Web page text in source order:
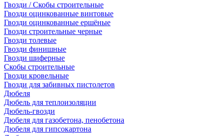
Гвозди / Скобы строительные
Гвозди оцинкованные винтовые
Гвозди оцинкованные ершёные
Гвозди строительные черные
Гвозди толевые
Гвозди финишные
Гвозди шиферные
Скобы строительные
Гвозди кровельные
Гвозди для забивных пистолетов
Дюбеля
Дюбель для теплоизоляции
Дюбель-гвозди
Дюбеля для газобетона, пенобетона
Дюбеля для гипсокартона